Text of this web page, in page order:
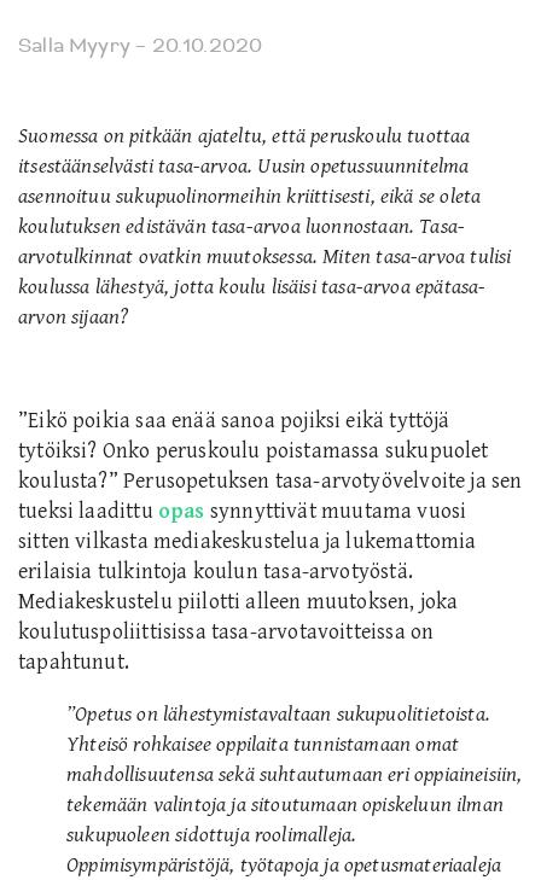
Salla Myyry– 20.10.2020
Suomessa on pitkään ajateltu, että peruskoulu tuottaa
itsestäänselvästi tasa-arvoa. Uusin opetussuunnitelma
asennoituu sukupuolinormeihin kriittisesti, eikä se oleta
koulutuksen edistävän tasa-arvoa luonnostaan. Tasa-
arvotulkinnat ovatkin muutoksessa. Miten tasa-arvoa tulisi
koulussa lähestyä, jotta koulu lisäisi tasa-arvoa epätasa-
arvon sijaan?
”Eikö poikia saa enää sanoa pojiksi eikä tyttöjä
tytöiksi? Onko peruskoulu poistamassa sukupuolet
koulusta?” Perusopetuksen tasa-arvotyövelvoite ja sen
tueksi laadittu opas synnyttivät muutama vuosi
sitten vilkasta mediakeskustelua ja lukemattomia
erilaisia tulkintoja koulun tasa-arvotyöstä.
Mediakeskustelu piilotti alleen muutoksen, joka
koulutuspoliittisissa tasa-arvotavoitteissa on
tapahtunut.
”Opetus on lähestymistavaltaan sukupuolitietoista.
Yhteisö rohkaisee oppilaita tunnistamaan omat
mahdollisuutensa sekä suhtautumaan eri oppiaineisiin,
tekemään valintoja ja sitoutumaan opiskeluun ilman
sukupuoleen sidottuja roolimalleja.
Oppimisympäristöjä, työtapoja ja opetusmateriaaleja